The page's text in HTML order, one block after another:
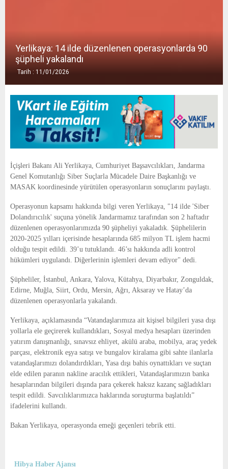
Yerlikaya: 14 ilde düzenlenen operasyonlarda 90
şüpheli yakalandı
Tarih : 11/01/2026
İçişleri Bakanı Ali Yerlikaya, Cumhuriyet Başsavcılıkları, Jandarma
Genel Komutanlığı Siber Suçlarla Mücadele Daire Başkanlığı ve
MASAK koordinesinde yürütülen operasyonların sonuçlarını paylaştı.
Operasyonun kapsamı hakkında bilgi veren Yerlikaya, "14 ilde 'Siber
Dolandırıcılık' suçuna yönelik Jandarmamız tarafından son 2 haftadır
düzenlenen operasyonlarımızda 90 şüpheliyi yakaladık. Şüphelilerin
2020-2025 yılları içerisinde hesaplarında 685 milyon TL işlem hacmi
olduğu tespit edildi. 39’u tutuklandı. 46’sı hakkında adli kontrol
hükümleri uygulandı. Diğerlerinin işlemleri devam ediyor" dedi.
Şüpheliler, İstanbul, Ankara, Yalova, Kütahya, Diyarbakır, Zonguldak,
Edirne, Muğla, Siirt, Ordu, Mersin, Ağrı, Aksaray ve Hatay’da
düzenlenen operasyonlarla yakalandı.
Yerlikaya, açıklamasında “Vatandaşlarımıza ait kişisel bilgileri yasa dışı
yollarla ele geçirerek kullandıkları, Sosyal medya hesapları üzerinden
yatırım danışmanlığı, sınavsız ehliyet, akülü araba, mobilya, araç yedek
parçası, elektronik eşya satışı ve bungalov kiralama gibi sahte ilanlarla
vatandaşlarımızı dolandırdıkları, Yasa dışı bahis oynattıkları ve suçtan
elde edilen paranın nakline aracılık ettikleri, Vatandaşlarımızın banka
hesaplarından bilgileri dışında para çekerek haksız kazanç sağladıkları
tespit edildi. Savcılıklarımızca haklarında soruşturma başlatıldı”
ifadelerini kullandı.
Bakan Yerlikaya, operasyonda emeği geçenleri tebrik etti.
Hibya Haber Ajansı